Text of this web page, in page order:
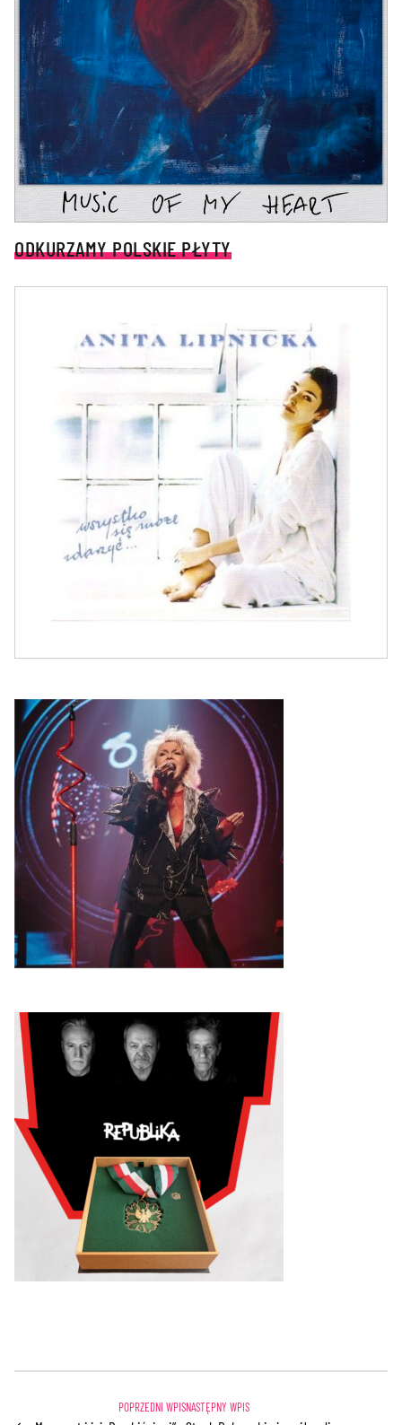
ODKURZAMY POLSKIE PŁYTY